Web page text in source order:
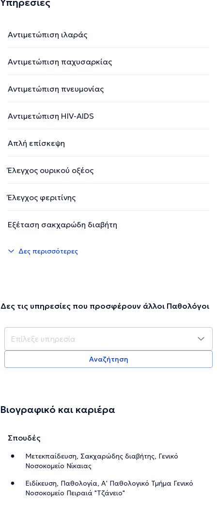
Αντιμετώπιση ιλαράς
Αντιμετώπιση παχυσαρκίας
Αντιμετώπιση πνευμονίας
Αντιμετώπιση HIV-AIDS
Απλή επίσκεψη
Έλεγχος ουρικού οξέος
Έλεγχος φεριτίνης
Εξέταση σακχαρώδη διαβήτη
Δες περισσότερες
Δες τις υπηρεσίες που προσφέρουν άλλοι Παθολόγοι
Αναζήτηση
Βιογραφικό και καριέρα
Σπουδές
Μετεκπαίδευση, Σακχαρώδης διαβήτης, Γενικό
Νοσοκομείο Νίκαιας
Ειδίκευση, Παθολογία, Α' Παθολογικό Τμήμα Γενικό
Νοσοκομείο Πειραιά "Τζάνειο"